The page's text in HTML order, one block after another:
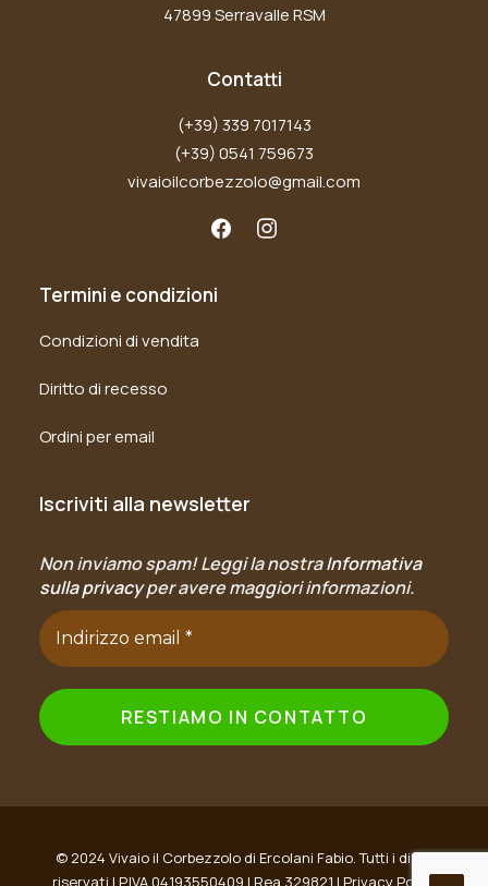
47899 Serravalle RSM
Contatti
(+39) 339 7017143
(+39) 0541 759673
vivaioilcorbezzolo@gmail.com
Termini e condizioni
Condizioni di vendita
Diritto di recesso
Ordini per email
Iscriviti alla newsletter
Non inviamo spam! Leggi la nostraInformativa
sulla privacyper avere maggiori informazioni.
© 2024 Vivaio il Corbezzolo di Ercolani Fabio. Tutti i diritti
riservati | P.IVA 04193550409 | Rea 329821 | Privacy Policy